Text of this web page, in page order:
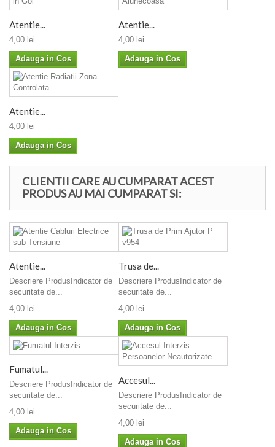
Atentie...
4,00 lei
Adauga in Cos
Atentie...
4,00 lei
Adauga in Cos
Atentie...
4,00 lei
Adauga in Cos
CLIENTII CARE AU CUMPARAT ACEST
PRODUS AU MAI CUMPARAT SI:
Atentie...
Descriere ProdusIndicator de
securitate de...
4,00 lei
Adauga in Cos
Trusa de...
Descriere ProdusIndicator de
securitate de...
4,00 lei
Adauga in Cos
Fumatul...
Descriere ProdusIndicator de
securitate de...
4,00 lei
Adauga in Cos
Accesul...
Descriere ProdusIndicator de
securitate de...
4,00 lei
Adauga in Cos